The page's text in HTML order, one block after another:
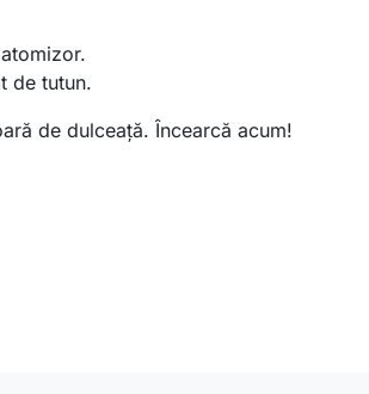
de tutun.
de dulceață. Încearcă acum!